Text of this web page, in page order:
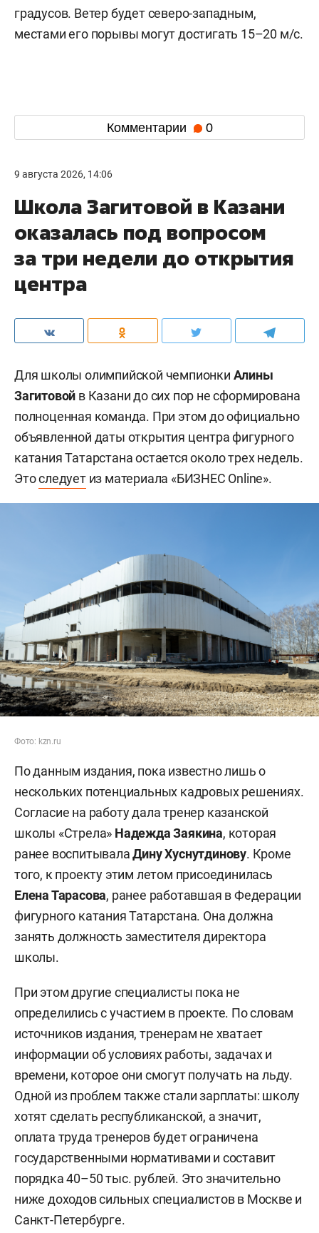
градусов. Ветер будет северо-западным,
местами его порывы могут достигать 15–20 м/с.
Комментарии 0
9 августа 2026, 14:06
Школа Загитовой в Казани
оказалась под вопросом
за три недели до открытия
центра
Для школы олимпийской чемпионки Алины
Загитовой в Казани до сих пор не сформирована
полноценная команда. При этом до официально
объявленной даты открытия центра фигурного
катания Татарстана остается около трех недель.
Этоследуетиз материала «БИЗНЕС Online».
Фото: kzn.ru
По данным издания, пока известно лишь о
нескольких потенциальных кадровых решениях.
Согласие на работу дала тренер казанской
школы «Стрела» Надежда Заякина, которая
ранее воспитывалаДину Хуснутдинову. Кроме
того, к проекту этим летом присоединилась
Елена Тарасова, ранее работавшая в Федерации
фигурного катания Татарстана. Она должна
занять должность заместителя директора
школы.
При этом другие специалисты пока не
определились с участием в проекте. По словам
источников издания, тренерам не хватает
информации об условиях работы, задачах и
времени, которое они смогут получать на льду.
Одной из проблем также стали зарплаты: школу
хотят сделать республиканской, а значит,
оплата труда тренеров будет ограничена
государственными нормативами и составит
порядка 40–50 тыс. рублей. Это значительно
ниже доходов сильных специалистов в Москве и
Санкт-Петербурге.